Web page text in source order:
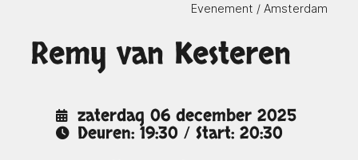
Evenement / Amsterdam
Remy van Kesteren
zaterdag 06 december 2025
Deuren: 19:30 / Start: 20:30